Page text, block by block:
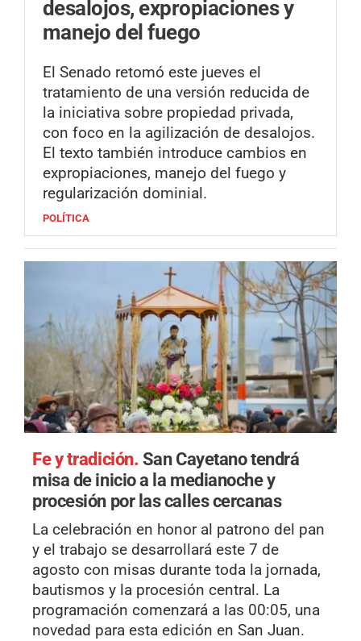
desalojos, expropiaciones y
manejo del fuego
El Senado retomó este jueves el
tratamiento de una versión reducida de
la iniciativa sobre propiedad privada,
con foco en la agilización de desalojos.
El texto también introduce cambios en
expropiaciones, manejo del fuego y
regularización dominial.
POLÍTICA
Fe y tradición. San Cayetano tendrá
misa de inicio a la medianoche y
procesión por las calles cercanas
La celebración en honor al patrono del pan
y el trabajo se desarrollará este 7 de
agosto con misas durante toda la jornada,
bautismos y la procesión central. La
programación comenzará a las 00:05, una
novedad para esta edición en San Juan.